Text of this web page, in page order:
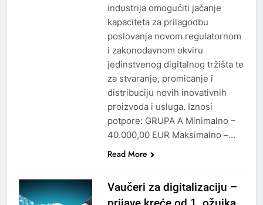
industrija omogućiti jačanje
kapaciteta za prilagodbu
poslovanja novom regulatornom
i zakonodavnom okviru
jedinstvenog digitalnog tržišta te
za stvaranje, promicanje i
distribuciju novih inovativnih
proizvoda i usluga. Iznosi
potpore: GRUPA A Minimalno –
40.000,00 EUR Maksimalno –…
Read More
Vaučeri za digitalizaciju –